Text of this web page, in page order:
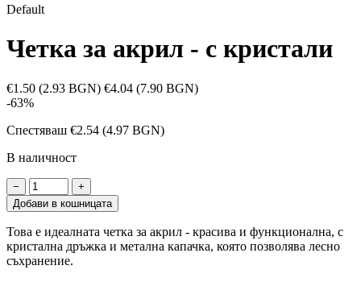
Default
Четка за акрил - с кристали
€1.50 (2.93 BGN) €4.04 (7.90 BGN)
-63%
Спестяваш €2.54 (4.97 BGN)
В наличност
−
+
Добави в кошницата
Това е идеалната четка за акрил - красива и функционална, с
кристална дръжка и метална капачка, която позволява лесно
съхранение.